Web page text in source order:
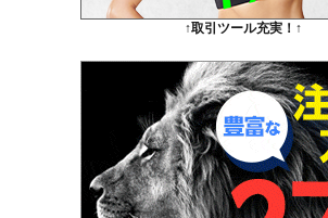
↑取引ツール充実！↑